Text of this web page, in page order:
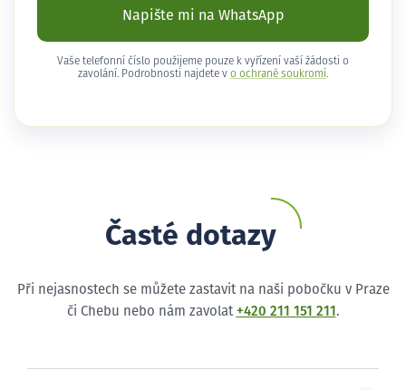
Napište mi na WhatsApp
Vaše telefonní číslo použijeme pouze k vyřízení vaší žádosti o
zavolání. Podrobnosti najdete v o ochraně soukromí .
Časté dotazy
Při nejasnostech se můžete zastavit na naši pobočku v Praze
či Chebu nebo nám zavolat +420 211 151 211 .